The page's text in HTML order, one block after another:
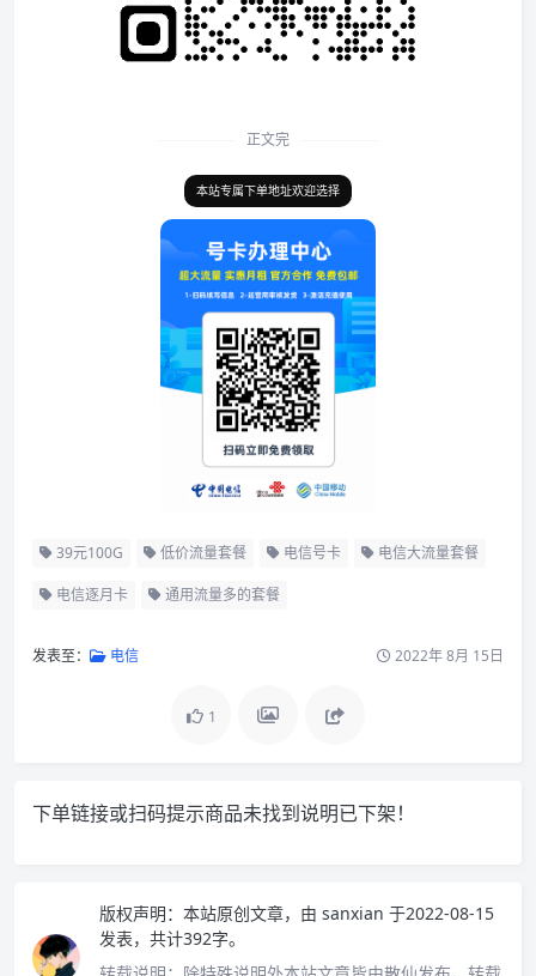
正文完
本站专属下单地址欢迎选择
39元100G 低价流量套餐 电信号卡 电信大流量套餐
电信逐月卡 通用流量多的套餐
发表至： 电信 2022年 8月 15日
1
下单链接或扫码提示商品未找到说明已下架！
版权声明： 本站原创文章，由 sanxian 于2022-08-15
发表，共计392字。